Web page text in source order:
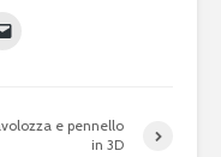
e pennello
in 3D